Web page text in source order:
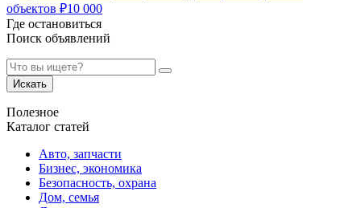
объектов ₽10 000
Где остановиться
Поиск объявлений
Искать
Полезное
Каталог статей
Авто, запчасти
Бизнес, экономика
Безопасность, охрана
Дом, семья